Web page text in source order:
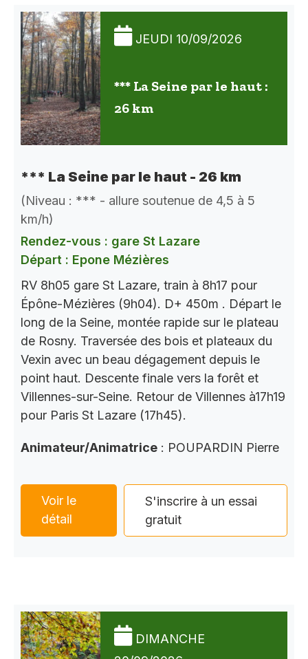
JEUDI 10/09/2026
*** La Seine par le haut :
26 km
*** La Seine par le haut - 26 km
(Niveau : *** - allure soutenue de 4,5 à 5
km/h)
Rendez-vous : gare St Lazare
Départ : Epone Mézières
RV 8h05 gare St Lazare, train à 8h17 pour
Épône-Mézières (9h04). D+ 450m . Départ le
long de la Seine, montée rapide sur le plateau
de Rosny. Traversée des bois et plateaux du
Vexin avec un beau dégagement depuis le
point haut. Descente finale vers la forêt et
Villennes-sur-Seine. Retour de Villennes à17h19
pour Paris St Lazare (17h45).
Animateur/Animatrice : POUPARDIN Pierre
Voir le
détail
S'inscrire à un essai
gratuit
DIMANCHE